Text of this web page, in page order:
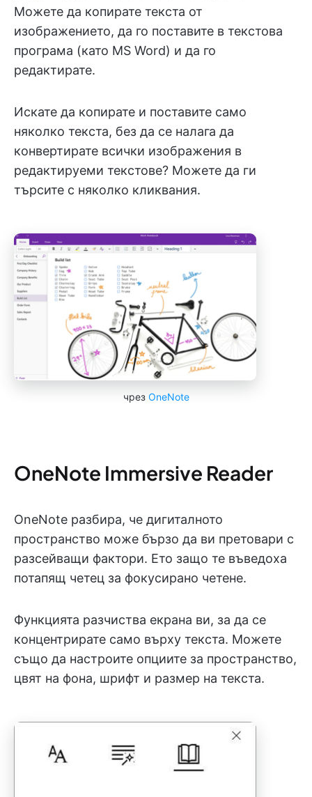
Можете да копирате текста от
изображението, да го поставите в текстова
програма (като MS Word) и да го
редактирате.
Искате да копирате и поставите само
няколко текста, без да се налага да
конвертирате всички изображения в
редактируеми текстове? Можете да ги
търсите с няколко кликвания.
чрез OneNote
OneNote Immersive Reader
OneNote разбира, че дигиталното
пространство може бързо да ви претовари с
разсейващи фактори. Ето защо те въведоха
потапящ четец за фокусирано четене.
Функцията разчиства екрана ви, за да се
концентрирате само върху текста. Можете
също да настроите опциите за пространство,
цвят на фона, шрифт и размер на текста.